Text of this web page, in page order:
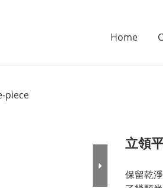
Home
piece
立領
保留乾